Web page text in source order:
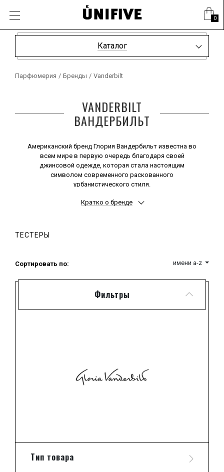
0
Каталог
Парфюмерия / Бренды / Vanderbilt
VANDERBILT
ВАНДЕРБИЛЬТ
Американский бренд Глория Вандербильт известна во
всем мире в первую очередь благодаря своей
джинсовой одежде, которая стала настоящим
символом современного раскованного
урбанистического стиля.
роскошью, одежда Vanderbilt бьет в десятку, умудряясь
выпускаемой под своей эгидой модной продукции
парфюмерией для представительниц прекрасного
Громко заявив о себе, как о великолепном
парфюмерном производителе, бренд Вандербильт
Кратко о бренде
ТЕСТЕРЫ
Фильтры
Тип товара
Сортировать по: имени a-z